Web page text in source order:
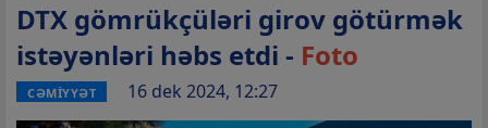
DTX gömrükçüləri girov götürmək
istəyənləri həbs etdi - Foto
CƏMİYYƏT 16 dek 2024, 12:27